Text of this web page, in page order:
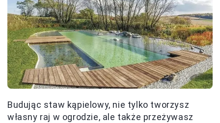
Budując staw kąpielowy, nie tylko tworzysz
własny raj w ogrodzie, ale także przeżywasz